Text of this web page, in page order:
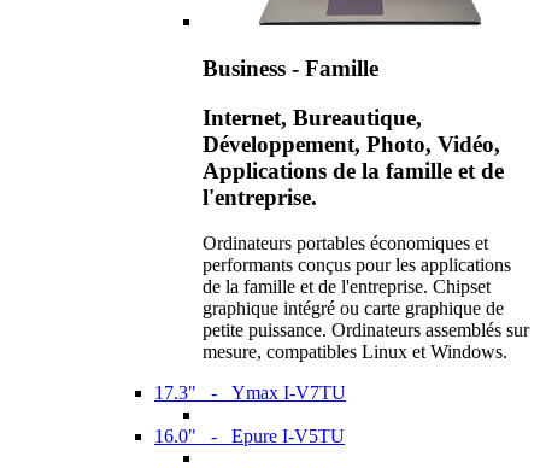
Business - Famille
Internet, Bureautique,
Développement, Photo, Vidéo,
Applications de la famille et de
l'entreprise.
Ordinateurs portables économiques et
performants conçus pour les applications
de la famille et de l'entreprise. Chipset
graphique intégré ou carte graphique de
petite puissance. Ordinateurs assemblés sur
mesure, compatibles Linux et Windows.
17.3" - Ymax I-V7TU
16.0" - Epure I-V5TU